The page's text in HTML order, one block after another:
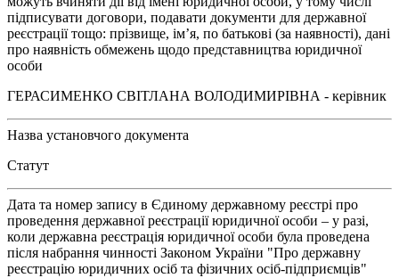
підписувати договори, подавати документи для державної
реєстрації тощо: прізвище, ім’я, по батькові (за наявності), дані
про наявність обмежень щодо представництва юридичної
особи
ГЕРАСИМЕНКО СВІТЛАНА ВОЛОДИМИРІВНА - керівник
Назва установчого документа
Статут
Дата та номер запису в Єдиному державному реєстрі про
проведення державної реєстрації юридичної особи – у разі,
коли державна реєстрація юридичної особи була проведена
після набрання чинності Законом України "Про державну
реєстрацію юридичних осіб та фізичних осіб-підприємців"